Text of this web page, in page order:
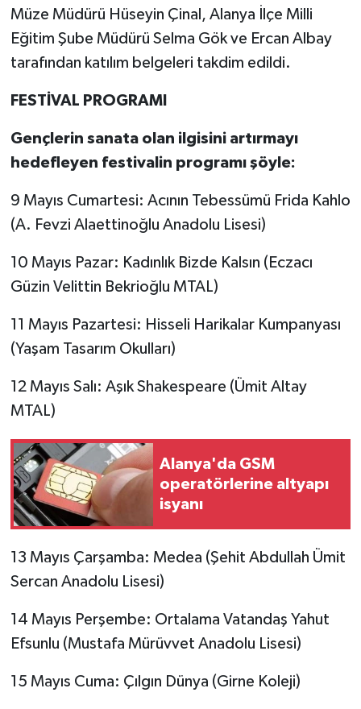
Müze Müdürü Hüseyin Çinal, Alanya İlçe Milli
Eğitim Şube Müdürü Selma Gök ve Ercan Albay
tarafından katılım belgeleri takdim edildi.
FESTİVAL PROGRAMI
Gençlerin sanata olan ilgisini artırmayı
hedefleyen festivalin programı şöyle:
9 Mayıs Cumartesi: Acının Tebessümü Frida Kahlo
(A. Fevzi Alaettinoğlu Anadolu Lisesi)
10 Mayıs Pazar: Kadınlık Bizde Kalsın (Eczacı
Güzin Velittin Bekrioğlu MTAL)
11 Mayıs Pazartesi: Hisseli Harikalar Kumpanyası
(Yaşam Tasarım Okulları)
12 Mayıs Salı: Aşık Shakespeare (Ümit Altay
MTAL)
Alanya'da GSM
operatörlerine altyapı
isyanı
13 Mayıs Çarşamba: Medea (Şehit Abdullah Ümit
Sercan Anadolu Lisesi)
14 Mayıs Perşembe: Ortalama Vatandaş Yahut
Efsunlu (Mustafa Mürüvvet Anadolu Lisesi)
15 Mayıs Cuma: Çılgın Dünya (Girne Koleji)